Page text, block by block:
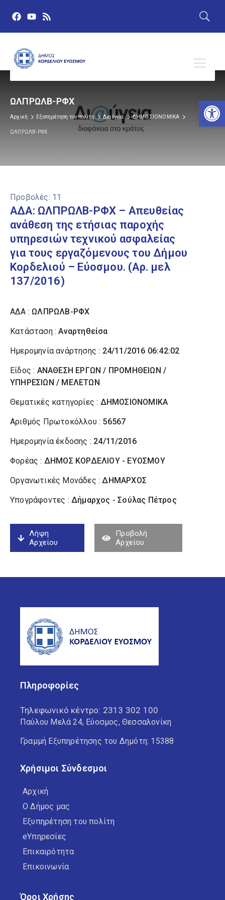
ΩΛΠΡΩΛΒ-ΡΦΧ
Αρχική Εξυπηρέτηση του πολίτη Διαύγεια ΔΗΜΟΣΙΟΝΟΜΙΚΑ
ΩΛΠΡΩΛΒ-ΡΦΧ
Προβολές: 11
ΑΔΑ: ΩΛΠΡΩΛΒ-ΡΦΧ – Απευθείας
ανάθεση της ετήσιας παροχής
υπηρεσιών τεχνικού ασφαλείας
για τους εργαζόμενους του Δήμου
Κορδελιού – Εύοσμου. (Αρ. μελ
137/2016)
ΑΔΑ : ΩΛΠΡΩΛΒ-ΡΦΧ
Κατάσταση :Αναρτηθείσα
Ημερομηνία ανάρτησης : 24/11/2016 06:42:02
Είδος : ΑΝΑΘΕΣΗ ΕΡΓΩΝ / ΠΡΟΜΗΘΕΙΩΝ /
ΥΠΗΡΕΣΙΩΝ / ΜΕΛΕΤΩΝ
Θεματικές κατηγορίες : ΔΗΜΟΣΙΟΝΟΜΙΚΑ
Αριθμός Πρωτοκόλλου : 56567
Ημερομηνία έκδοσης : 24/11/2016
Φορέας : ΔΗΜΟΣ ΚΟΡΔΕΛΙΟΥ - ΕΥΟΣΜΟΥ
Οργανωτικές Μονάδες :ΔΗΜΑΡΧΟΣ
Υπογράφοντες : Δήμαρχος - Σούλας Πέτρος
Λήψη
Αρχείου
Προβολή
Αρχείου
Πληροφορίες
Τηλεφωνικό κέντρο: 2313 302 100
Παύλου Μελά 24, Εύοσμος, Θεσσαλονίκη
Γραμμή Εξυπηρέτησης του Δημότη: 15388
Χρήσιμοι Σύνδεσμοι
Αρχική
Ο Δήμος μας
Εξυπηρέτηση του πολίτη
eΥπηρεσίες
Επικαιρότητα
Επικοινωνία
Όροι Χρήσης